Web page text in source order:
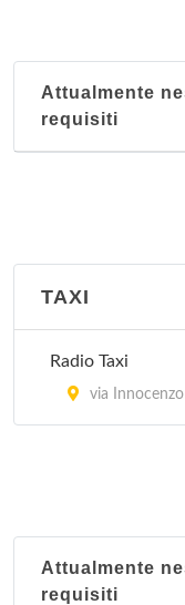
Distretto 8
Attualmente
requisiti
TAXI
Radio Taxi
via
Attualmente
requisiti